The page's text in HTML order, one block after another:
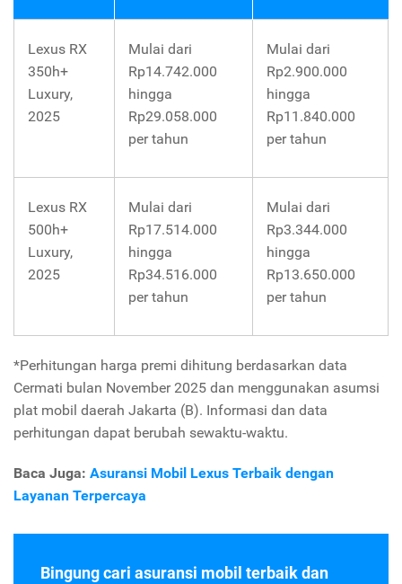
Lexus RX
350h+
Luxury,
2025
Mulai dari
Rp14.742.000
hingga
Rp29.058.000
per tahun
Mulai dari
Rp2.900.000
hingga
Rp11.840.000
per tahun
Lexus RX
500h+
Luxury,
2025
Mulai dari
Rp17.514.000
hingga
Rp34.516.000
per tahun
Mulai dari
Rp3.344.000
hingga
Rp13.650.000
per tahun
*Perhitungan harga premi dihitung berdasarkan data
Cermati bulan November 2025 dan menggunakan asumsi
plat mobil daerah Jakarta (B). Informasi dan data
perhitungan dapat berubah sewaktu-waktu.
Baca Juga: Asuransi Mobil Lexus Terbaik dengan
Layanan Terpercaya
Bingung cari asuransi mobil terbaik dan